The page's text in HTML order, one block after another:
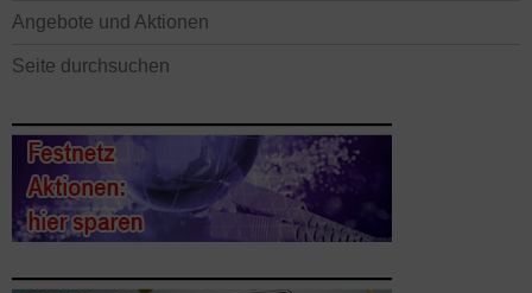
Angebote und Aktionen
Seite durchsuchen